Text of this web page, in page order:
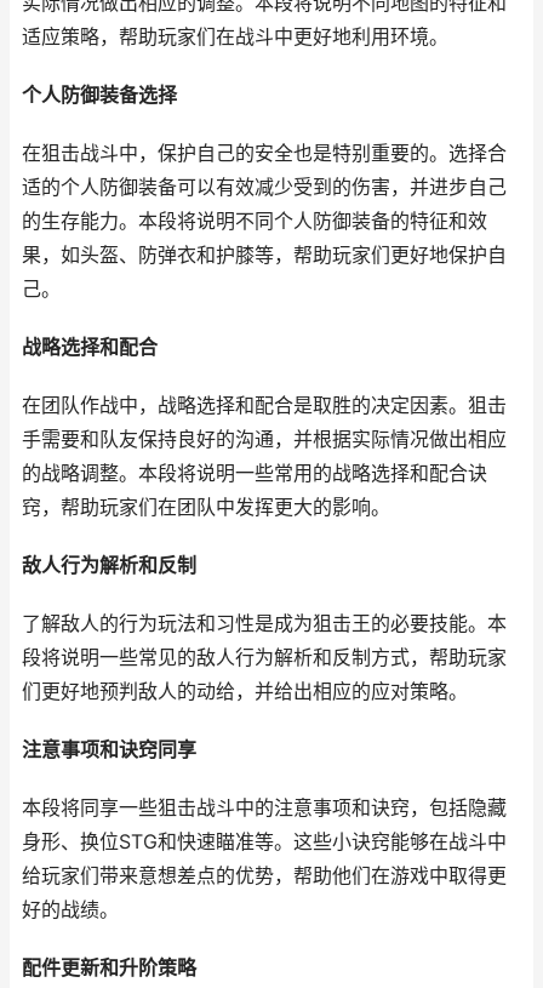
适应策略，帮助玩家们在战斗中更好地利用环境。
个人防御装备选择
在狙击战斗中，保护自己的安全也是特别重要的。选择合
适的个人防御装备可以有效减少受到的伤害，并进步自己
的生存能力。本段将说明不同个人防御装备的特征和效
果，如头盔、防弹衣和护膝等，帮助玩家们更好地保护自
己。
战略选择和配合
在团队作战中，战略选择和配合是取胜的决定因素。狙击
手需要和队友保持良好的沟通，并根据实际情况做出相应
的战略调整。本段将说明一些常用的战略选择和配合诀
窍，帮助玩家们在团队中发挥更大的影响。
敌人行为解析和反制
了解敌人的行为玩法和习性是成为狙击王的必要技能。本
段将说明一些常见的敌人行为解析和反制方式，帮助玩家
们更好地预判敌人的动给，并给出相应的应对策略。
注意事项和诀窍同享
本段将同享一些狙击战斗中的注意事项和诀窍，包括隐藏
身形、换位STG和快速瞄准等。这些小诀窍能够在战斗中
给玩家们带来意想差点的优势，帮助他们在游戏中取得更
好的战绩。
配件更新和升阶策略